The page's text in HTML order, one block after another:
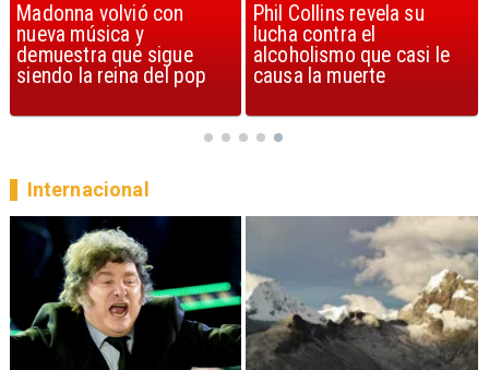
Phil Collins revela su
lucha contra el
alcoholismo que casi le
causa la muerte
U2 lanza nuevo sencillo
con estribillo en español:
Streets of Dreams
Internacional